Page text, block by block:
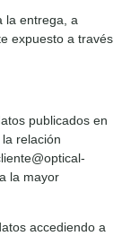
la entrega, a
expuesto a través
publicados en
relación
la mayor
accediendo a